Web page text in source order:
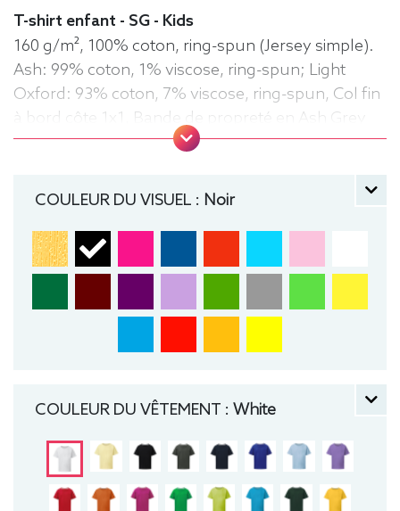
T-shirt enfant - SG - Kids
160 g/m², 100% coton, ring-spun (Jersey simple).
Ash: 99% coton, 1% viscose, ring-spun; Light
Oxford: 93% coton, 7% viscose, ring-spun, Col fin
à bord côte 1x1, Bande de propreté en Ash Grey
(White et Ash Grey: bande en Light Oxford), Sans
l'ourlet, Coutures latérales, Coupe moderne. Tee-
COULEUR DU VISUEL : Noir
COULEUR DU VÊTEMENT : White